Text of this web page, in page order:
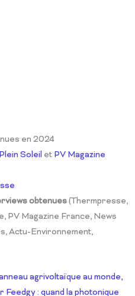
en 2024
Plein Soleil et PV Magazine
obtenues(Thermpresse,
PV Magazine France, News
Actu-Environnement,
agrivoltaïque au monde,
: quand la photonique